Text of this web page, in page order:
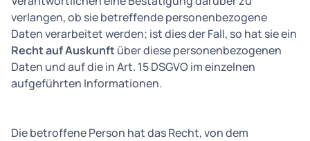
verlangen, ob sie betreffende personenbezogene
Daten verarbeitet werden; ist dies der Fall, so hat sie ein
Recht auf Auskunftüber diese personenbezogenen
Daten und auf die in Art. 15 DSGVO im einzelnen
aufgeführten Informationen.
Die betroffene Person hat das Recht, von dem